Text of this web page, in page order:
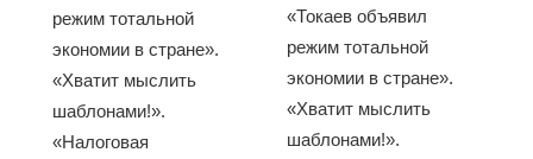
режим тотальной
экономии в стране».
«Хватит мыслить
шаблонами!».
«Налоговая
«Токаев объявил
режим тотальной
экономии в стране».
«Хватит мыслить
шаблонами!».